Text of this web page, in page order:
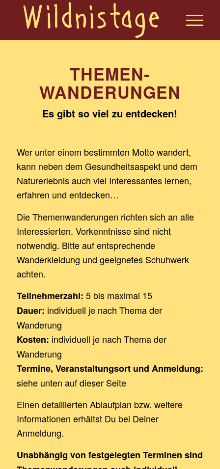
THEMEN-
WANDERUNGEN
Es gibt so viel zu entdecken!
Wer unter einem bestimmten Motto wandert,
kann neben dem Gesundheitsaspekt und dem
Naturerlebnis auch viel Interessantes lernen,
erfahren und entdecken…
Die Themenwanderungen richten sich an alle
Interessierten. Vorkenntnisse sind nicht
notwendig. Bitte auf entsprechende
Wanderkleidung und geeignetes Schuhwerk
achten.
Teilnehmerzahl: 5 bis maximal 15
Dauer: individuell je nach Thema der
Wanderung
Kosten: individuell je nach Thema der
Wanderung
Termine, Veranstaltungsort und Anmeldung:
siehe unten auf dieser Seite
Einen detaillierten Ablaufplan bzw. weitere
Informationen erhältst Du bei Deiner
Anmeldung.
Unabhängig von festgelegten Terminen sind